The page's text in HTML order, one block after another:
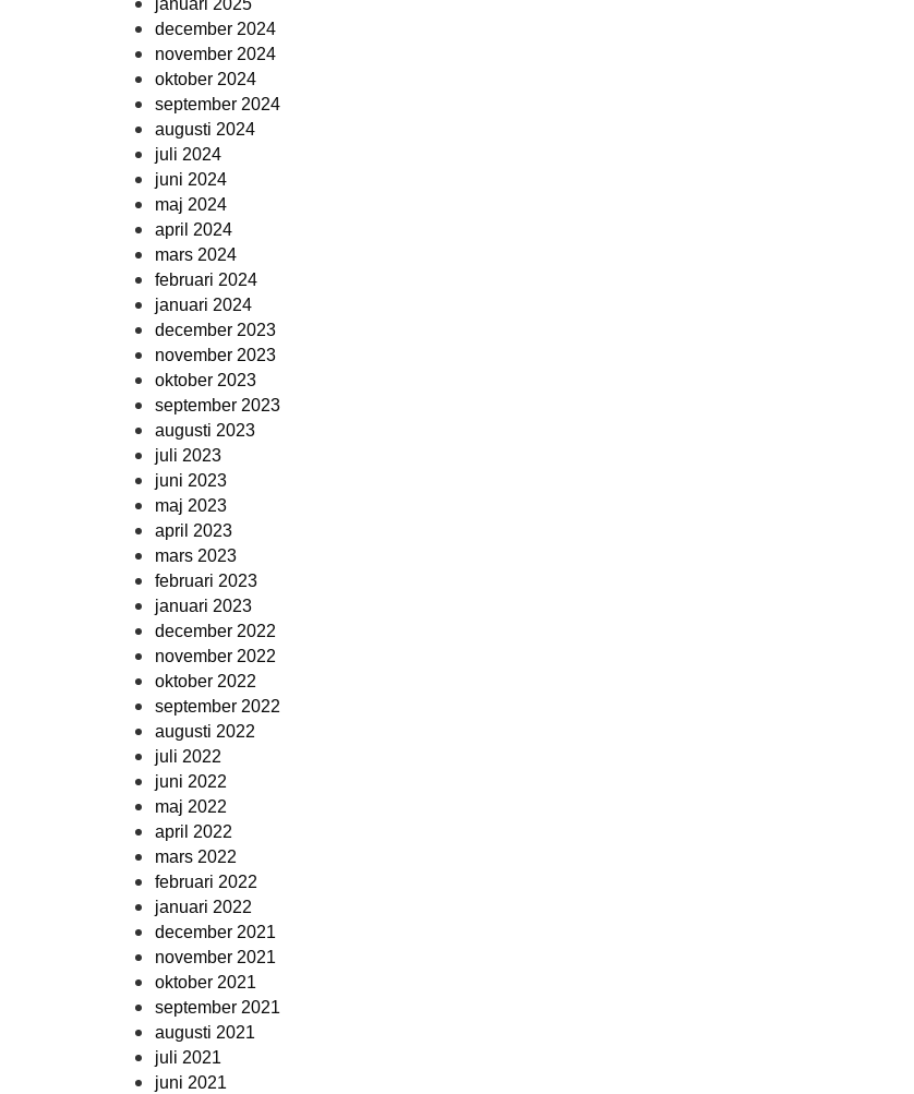
januari 2025
december 2024
november 2024
oktober 2024
september 2024
augusti 2024
juli 2024
juni 2024
maj 2024
april 2024
mars 2024
februari 2024
januari 2024
december 2023
november 2023
oktober 2023
september 2023
augusti 2023
juli 2023
juni 2023
maj 2023
april 2023
mars 2023
februari 2023
januari 2023
december 2022
november 2022
oktober 2022
september 2022
augusti 2022
juli 2022
juni 2022
maj 2022
april 2022
mars 2022
februari 2022
januari 2022
december 2021
november 2021
oktober 2021
september 2021
augusti 2021
juli 2021
juni 2021